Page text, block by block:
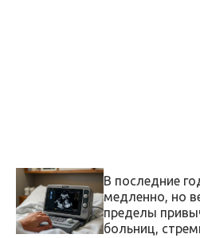
В последние
медленно, но
пределы
больниц,